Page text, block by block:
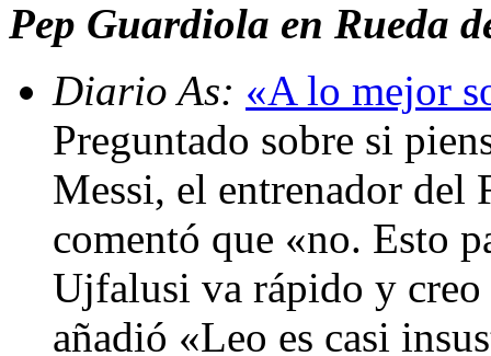
Pep Guardiola en Rueda
Diario As: «A lo mejor
Preguntado sobre si
Messi, el entrenador del
comentó que «no. Esto
Ujfalusi va rápido y
añadió «Leo es casi